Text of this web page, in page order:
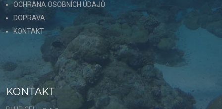
OCHRANA OSOBNÍCH ÚDAJŮ
DOPRAVA
KONTAKT
KONTAKT